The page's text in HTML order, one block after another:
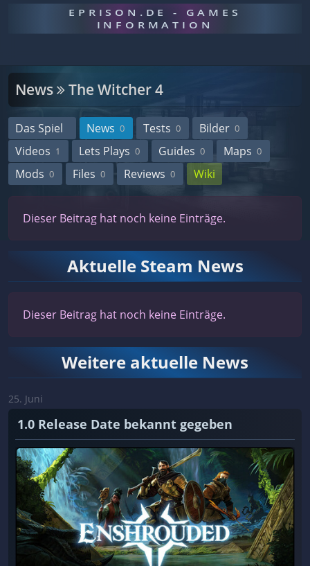
EPRISON.DE - GAMES
INFORMATION
News The Witcher 4
Das Spiel News 0 Tests 0 Bilder 0
Videos 1 Lets Plays 0 Guides 0 Maps 0
Mods 0 Files 0 Reviews 0 Wiki
Dieser Beitrag hat noch keine Einträge.
Aktuelle Steam News
Dieser Beitrag hat noch keine Einträge.
Weitere aktuelle News
25. Juni
1.0 Release Date bekannt gegeben